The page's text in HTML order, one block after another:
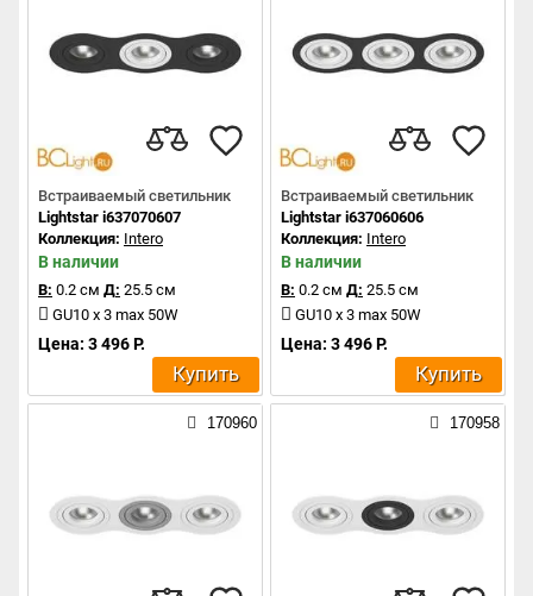
Встраиваемый светильник
Lightstar i637070607
Коллекция: Intero
В наличии
В: 0.2 см Д: 25.5 см
GU10 x 3 max 50W
Цена: 3 496 Р.
Купить
Встраиваемый светильник
Lightstar i637060606
Коллекция: Intero
В наличии
В: 0.2 см Д: 25.5 см
GU10 x 3 max 50W
Цена: 3 496 Р.
Купить
170960 170958